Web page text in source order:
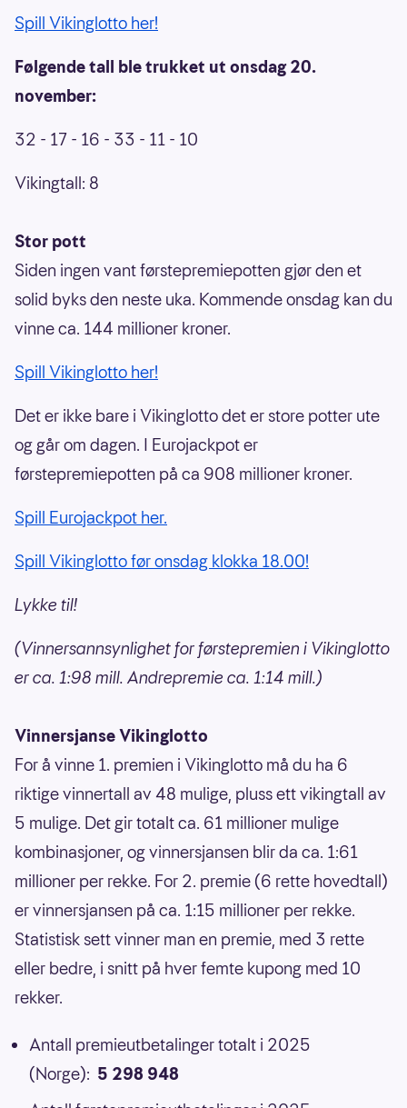
Spill Vikinglotto her!
Følgende tall ble trukket ut onsdag 20.
november:
32 - 17 - 16 - 33 - 11 - 10
Vikingtall: 8
Stor pott
Siden ingen vant førstepremiepotten gjør den et
solid byks den neste uka. Kommende onsdag kan du
vinne ca. 144 millioner kroner.
Spill Vikinglotto her!
Det er ikke bare i Vikinglotto det er store potter ute
og går om dagen. I Eurojackpot er
førstepremiepotten på ca 908 millioner kroner.
Spill Eurojackpot her.
Spill Vikinglotto før onsdag klokka 18.00!
Lykke til!
(Vinnersannsynlighet for førstepremien i Vikinglotto
er ca. 1:98 mill. Andrepremie ca. 1:14 mill.)
Vinnersjanse Vikinglotto
For å vinne 1. premien i Vikinglotto må du ha 6
riktige vinnertall av 48 mulige, pluss ett vikingtall av
5 mulige. Det gir totalt ca. 61 millioner mulige
kombinasjoner, og vinnersjansen blir da ca. 1:61
millioner per rekke. For 2. premie (6 rette hovedtall)
er vinnersjansen på ca. 1:15 millioner per rekke.
Statistisk sett vinner man en premie, med 3 rette
eller bedre, i snitt på hver femte kupong med 10
rekker.
Antall premieutbetalinger totalt i 2025
(Norge): 5 298 948